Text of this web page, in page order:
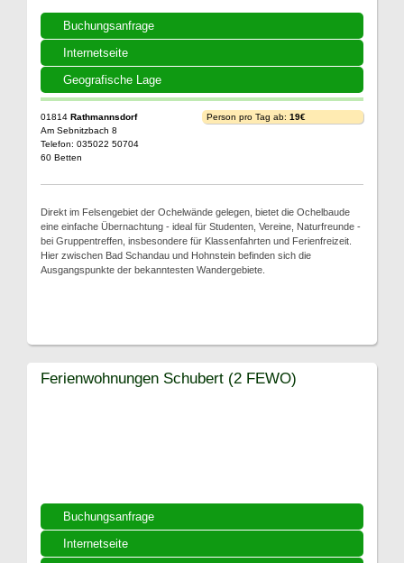
Buchungsanfrage
Internetseite
Geografische Lage
01814 Rathmannsdorf
Am Sebnitzbach 8
Telefon: 035022 50704
60 Betten
Person pro Tag ab: 19€
Direkt im Felsengebiet der Ochelwände gelegen, bietet die Ochelbaude
eine einfache Übernachtung - ideal für Studenten, Vereine, Naturfreunde -
bei Gruppentreffen, insbesondere für Klassenfahrten und Ferienfreizeit.
Hier zwischen Bad Schandau und Hohnstein befinden sich die
Ausgangspunkte der bekanntesten Wandergebiete.
Buchungsanfrage
Internetseite
Ferienwohnungen Schubert (2 FEWO)